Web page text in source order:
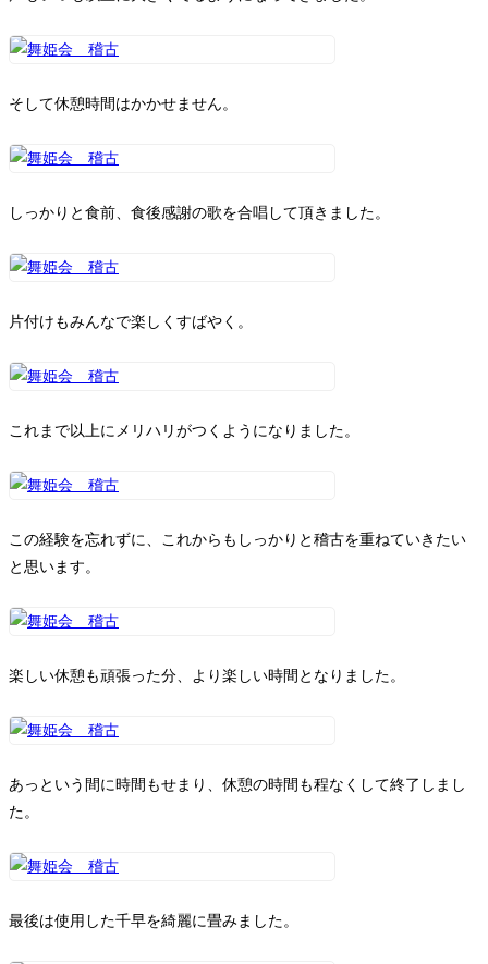
そして休憩時間はかかせません。
しっかりと食前、食後感謝の歌を合唱して頂きました。
片付けもみんなで楽しくすばやく。
これまで以上にメリハリがつくようになりました。
この経験を忘れずに、これからもしっかりと稽古を重ねていきたい
と思います。
楽しい休憩も頑張った分、より楽しい時間となりました。
あっという間に時間もせまり、休憩の時間も程なくして終了しまし
た。
最後は使用した千早を綺麗に畳みました。